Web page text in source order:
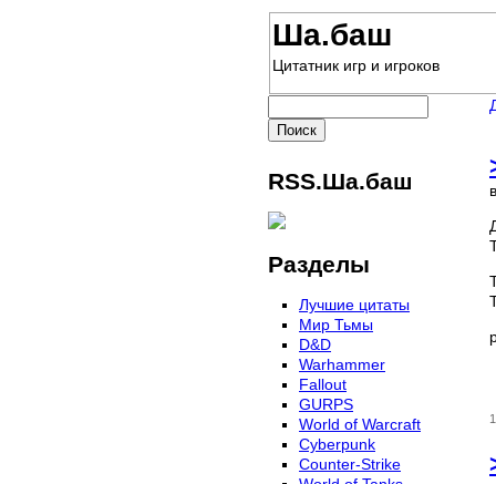
Ша.баш
Цитатник игр и игроков
RSS.Ша.баш
Разделы
Лучшие цитаты
Мир Тьмы
D&D
Warhammer
Fallout
GURPS
World of Warcraft
Сyberpunk
Counter-Strike